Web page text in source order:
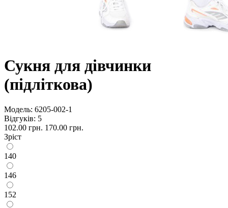
Сукня для дівчинки
(підліткова)
Модель: 6205-002-1
Відгуків: 5
102.00 грн. 170.00 грн.
Зріст
140
146
152